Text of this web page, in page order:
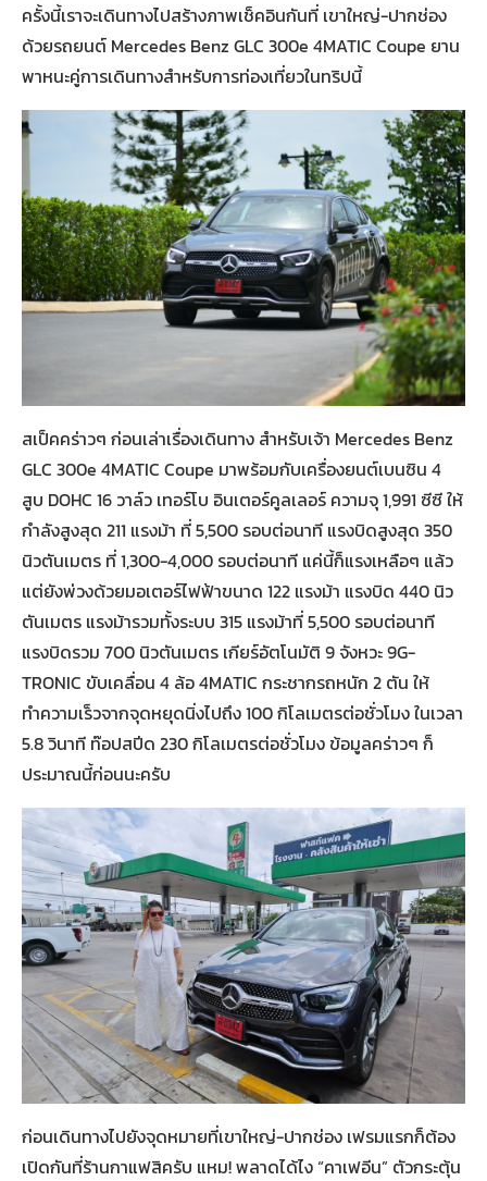
ครั้งนี้เราจะเดินทางไปสร้างภาพเช็คอินกันที่ เขาใหญ่-ปากช่อง
ด้วยรถยนต์ Mercedes Benz GLC 300e 4MATIC Coupe ยาน
พาหนะคู่การเดินทางสำหรับการท่องเที่ยวในทริปนี้
สเป็คคร่าวๆ ก่อนเล่าเรื่องเดินทาง สำหรับเจ้า Mercedes Benz
GLC 300e 4MATIC Coupe มาพร้อมกับเครื่องยนต์เบนซิน 4
สูบ DOHC 16 วาล์ว เทอร์โบ อินเตอร์คูลเลอร์ ความจุ 1,991 ซีซี ให้
กำลังสูงสุด 211 แรงม้า ที่ 5,500 รอบต่อนาที แรงบิดสูงสุด 350
นิวตันเมตร ที่ 1,300-4,000 รอบต่อนาที แค่นี้ก็แรงเหลือๆ แล้ว
แต่ยังพ่วงด้วยมอเตอร์ไฟฟ้าขนาด 122 แรงม้า แรงบิด 440 นิว
ตันเมตร แรงม้ารวมทั้งระบบ 315 แรงม้าที่ 5,500 รอบต่อนาที
แรงบิดรวม 700 นิวตันเมตร เกียร์อัตโนมัติ 9 จังหวะ 9G-
TRONIC ขับเคลื่อน 4 ล้อ 4MATIC กระชากรถหนัก 2 ตัน ให้
ทำความเร็วจากจุดหยุดนิ่งไปถึง 100 กิโลเมตรต่อชั่วโมง ในเวลา
5.8 วินาที ท๊อปสปีด 230 กิโลเมตรต่อชั่วโมง ข้อมูลคร่าวๆ ก็
ประมาณนี้ก่อนนะครับ
ก่อนเดินทางไปยังจุดหมายที่เขาใหญ่-ปากช่อง เฟรมแรกก็ต้อง
เปิดกันที่ร้านกาแฟสิครับ แหม! พลาดได้ไง “คาเฟอีน” ตัวกระตุ้น